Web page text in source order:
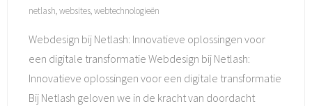
netlash,websites,webtechnologieën
Webdesign bij Netlash: Innovatieve oplossingen voor
een digitale transformatie Webdesign bij Netlash:
Innovatieve oplossingen voor een digitale transformatie
Bij Netlash geloven we in de kracht van doordacht